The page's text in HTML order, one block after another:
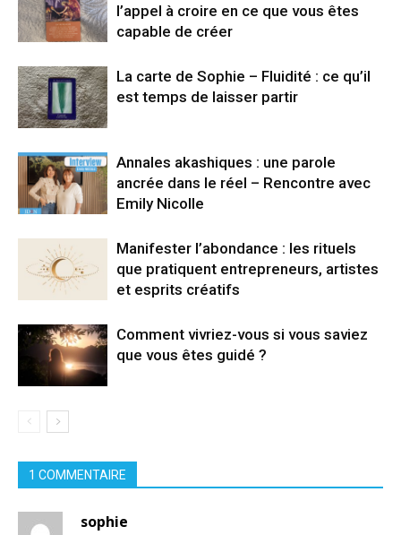
l’appel à croire en ce que vous êtes
capable de créer
La carte de Sophie – Fluidité : ce qu’il
est temps de laisser partir
Annales akashiques : une parole
ancrée dans le réel – Rencontre avec
Emily Nicolle
Manifester l’abondance : les rituels
que pratiquent entrepreneurs, artistes
et esprits créatifs
Comment vivriez-vous si vous saviez
que vous êtes guidé ?
1 COMMENTAIRE
sophie